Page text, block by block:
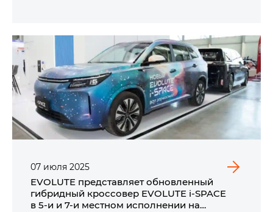
07 июля 2025
EVOLUTE представляет обновленный
гибридный кроссовер EVOLUTE i‑SPACE
в 5‑и и 7‑и местном исполнении на